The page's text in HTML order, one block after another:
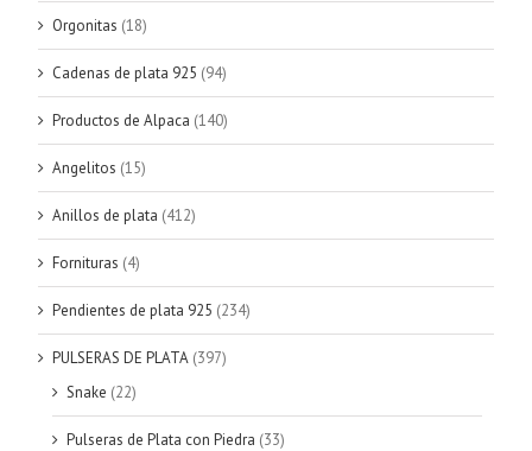
Orgonitas (18)
Cadenas de plata 925 (94)
Productos de Alpaca (140)
Angelitos (15)
Anillos de plata (412)
Fornituras (4)
Pendientes de plata 925 (234)
PULSERAS DE PLATA (397)
Snake (22)
Pulseras de Plata con Piedra (33)